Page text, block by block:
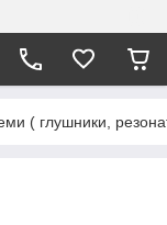
( глушники,